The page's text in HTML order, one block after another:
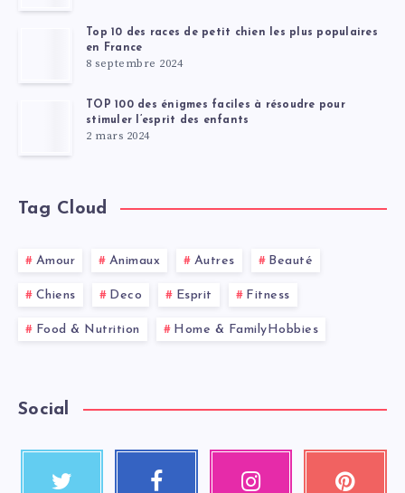
Top 10 des races de petit chien les plus populaires
en France
8 septembre 2024
TOP 100 des énigmes faciles à résoudre pour
stimuler l’esprit des enfants
2 mars 2024
Tag Cloud
Amour Animaux Autres Beauté
Chiens Deco Esprit Fitness
Food & Nutrition Home & FamilyHobbies
Social